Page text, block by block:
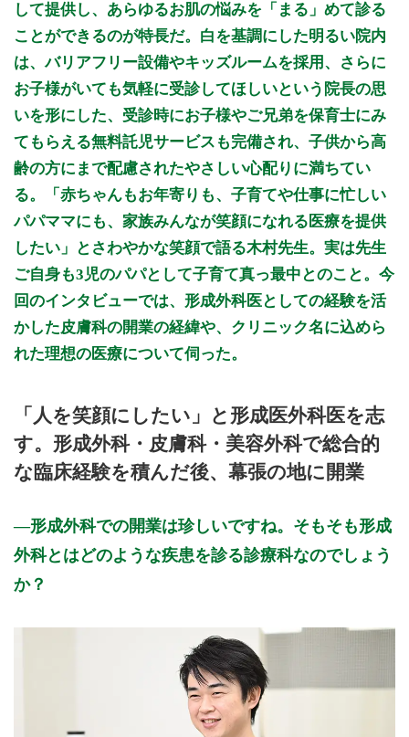
して提供し、あらゆるお肌の悩みを「まる」めて診る
ことができるのが特長だ。白を基調にした明るい院内
は、バリアフリー設備やキッズルームを採用、さらに
お子様がいても気軽に受診してほしいという院長の思
いを形にした、受診時にお子様やご兄弟を保育士にみ
てもらえる無料託児サービスも完備され、子供から高
齢の方にまで配慮されたやさしい心配りに満ちてい
る。「赤ちゃんもお年寄りも、子育てや仕事に忙しい
パパママにも、家族みんなが笑顔になれる医療を提供
したい」とさわやかな笑顔で語る木村先生。実は先生
ご自身も3児のパパとして子育て真っ最中とのこと。今
回のインタビューでは、形成外科医としての経験を活
かした皮膚科の開業の経緯や、クリニック名に込めら
れた理想の医療について伺った。
「人を笑顔にしたい」と形成医外科医を志
す。形成外科・皮膚科・美容外科で総合的
な臨床経験を積んだ後、幕張の地に開業
形成外科での開業は珍しいですね。そもそも形成
外科とはどのような疾患を診る診療科なのでしょう
か？